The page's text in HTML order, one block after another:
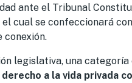
ante el Tribunal
el cual se confeccionará
conexión.
legislativa, una
a la vida privada